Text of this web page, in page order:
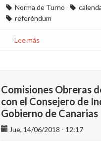
Norma de Turno
referéndum
Lee más
calendario
de
turno
de
Comisiones Obreras
con el Consejero de
Gobierno de Canarias
Jue, 14/06/2018 - 12:17